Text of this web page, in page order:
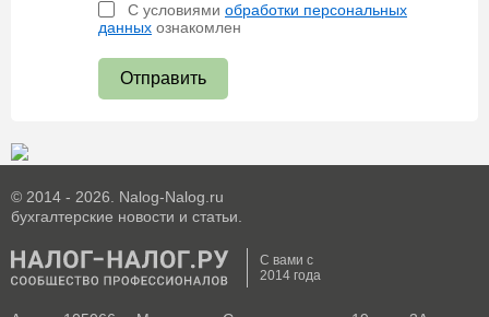
С условиями обработки персональных
данных ознакомлен
Отправить
© 2014 - 2026. Nalog-Nalog.ru
бухгалтерские новости и статьи.
С вами с
2014 года